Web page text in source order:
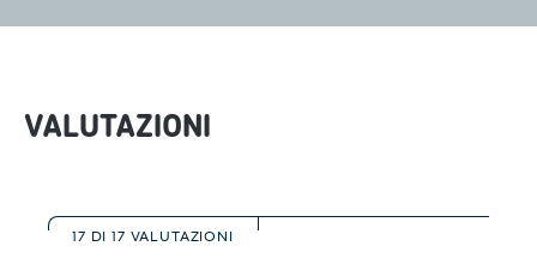
VALUTAZIONI
17 DI 17 VALUTAZIONI